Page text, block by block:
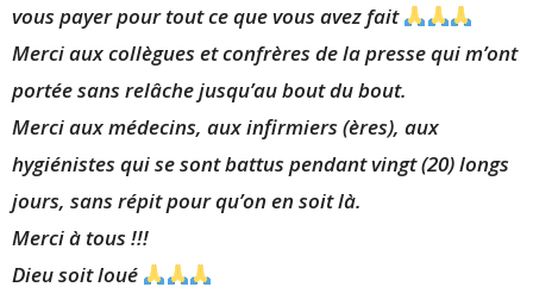
vous payer pour tout ce que vous avez fait
Merci aux collègues et confrères de la presse qui m’ont
portée sans relâche jusqu’au bout du bout.
Merci aux médecins, aux infirmiers (ères), aux
hygiénistes qui se sont battus pendant vingt (20) longs
jours, sans répit pour qu’on en soit là.
Merci à tous !!!
Dieu soit loué